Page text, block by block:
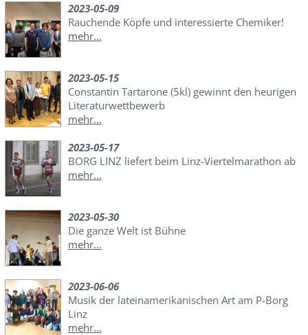
2023-05-09
Rauchende Köpfe und interessierte Chemiker!
mehr...
2023-05-15
Constantin Tartarone (5kl) gewinnt den heurigen
Literaturwettbewerb
mehr...
2023-05-17
BORG LINZ liefert beim Linz-Viertelmarathon ab
mehr...
2023-05-30
Die ganze Welt ist Bühne
mehr...
2023-06-06
Musik der lateinamerikanischen Art am P-Borg
Linz
mehr...